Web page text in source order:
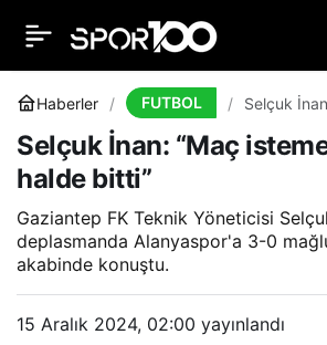
Haberler FUTBOL
Selçuk
Selçuk İnan: “Maç
halde bitti”
Gaziantep FK Teknik Yöneticisi
deplasmanda Alanyaspor'a 3-0
akabinde konuştu.
15 Aralık 2024, 02:00 yayınlandı
Arteta: “Hayal kırıklığına
uğradık”